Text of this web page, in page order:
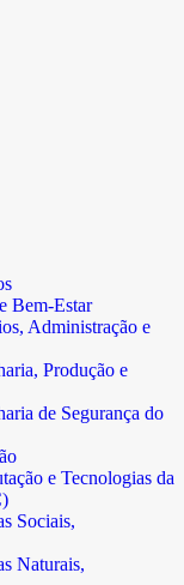
Bem-Estar
Administração e
Produção e
de Segurança do
e Tecnologias da
Sociais,
Naturais,